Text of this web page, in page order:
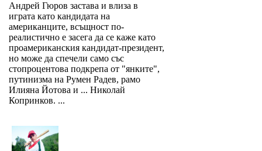
Андрей Гюров застава и влиза в
играта като кандидата на
американците, всъщност по-
реалистично е засега да се каже като
проамериканския кандидат-президент,
но може да спечели само със
стопроцентова подкрепа от "янките",
путинизма на Румен Радев, рамо
Илияна Йотова и ... Николай
Копринков. ...